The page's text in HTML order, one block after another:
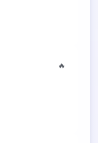
🔥